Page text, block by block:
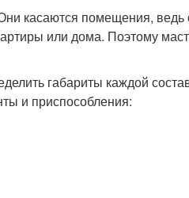
касаются помещения, ведь
или дома. Поэтому
габариты каждой
и приспособления: